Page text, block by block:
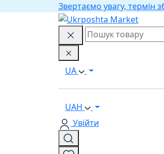
Звертаємо увагу, термін
UA
UAH
Увійти